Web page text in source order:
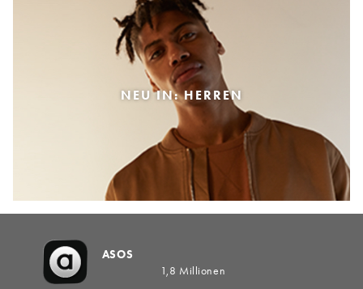
NEU IN: HERREN
ASOS
1,8 Millionen